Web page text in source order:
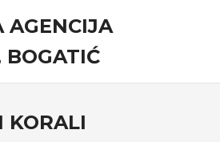
AGENCIJA
BOGATIĆ
KORALI